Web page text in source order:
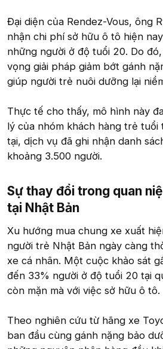
Đại diện của Rendez-Vous, ông
nhận chi phí sở hữu ô tô hiện
những người ở độ tuổi 20. Do
vọng giải pháp giảm bớt gánh
giúp người trẻ nuôi dưỡng lại
Thực tế cho thấy, mô hình này
lý của nhóm khách hàng trẻ tuổi
tại, dịch vụ đã ghi nhận danh
khoảng 3.500 người.
Sự thay đổi trong quan
tại Nhật Bản​
Xu hướng mua chung xe xuất
người trẻ Nhật Bản ngày càng
xe cá nhân. Một cuộc khảo sát
đến 33% người ở độ tuổi 20 tại
còn mặn mà với việc sở hữu ô tô.
Theo nghiên cứu từ hãng xe
ban đầu cùng gánh nặng bảo